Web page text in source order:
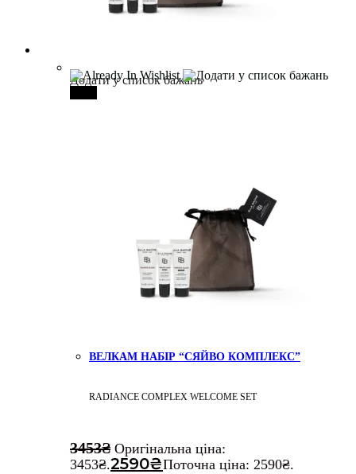
Додати у список бажань
ВЕЛКАМ НАБІР “СЯЙВО КОМПЛЕКС”
RADIANCE COMPLEX WELCOME SET
3453₴ Оригінальна ціна:
3453₴.2590₴Поточна ціна: 2590₴.